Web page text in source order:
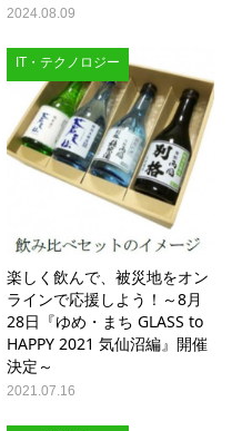
2024.08.09
IT・テクノロジー
楽しく飲んで、被災地をオン
ラインで応援しよう！～8月
28日『ゆめ・まち GLASS to
HAPPY 2021 気仙沼編』開催
決定～
2021.07.16